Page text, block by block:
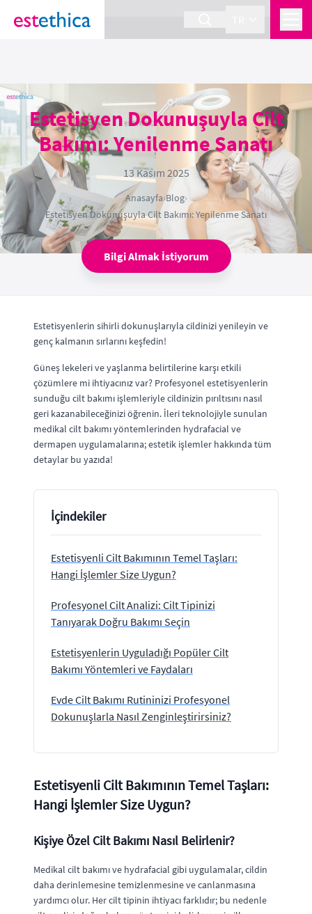
section Service {
Estetisyen Dokunuşuyla Cilt
Bakımı: Yenilenme Sanatı
13 Kasım 2025
Anasayfa›Blog›
Estetisyen Dokunuşuyla Cilt Bakımı: Yenilenme Sanatı
Bilgi Almak İstiyorum
Estetisyenlerin sihirli dokunuşlarıyla cildinizi yenileyin ve
genç kalmanın sırlarını keşfedin!
Güneş lekeleri ve yaşlanma belirtilerine karşı etkili
çözümlere mi ihtiyacınız var? Profesyonel estetisyenlerin
sunduğu cilt bakımı işlemleriyle cildinizin pırıltısını nasıl
geri kazanabileceğinizi öğrenin. İleri teknolojiyle sunulan
medikal cilt bakımı yöntemlerinden hydrafacial ve
dermapen uygulamalarına; estetik işlemler hakkında tüm
detaylar bu yazıda!
İçindekiler
Estetisyenli Cilt Bakımının Temel Taşları:
Hangi İşlemler Size Uygun?
Profesyonel Cilt Analizi: Cilt Tipinizi
Tanıyarak Doğru Bakımı Seçin
Estetisyenlerin Uyguladığı Popüler Cilt
Bakımı Yöntemleri ve Faydaları
Evde Cilt Bakımı Rutininizi Profesyonel
Dokunuşlarla Nasıl Zenginleştirirsiniz?
Estetisyenli Cilt Bakımının Temel Taşları:
Hangi İşlemler Size Uygun?
Kişiye Özel Cilt Bakımı Nasıl Belirlenir?
Medikal cilt bakımı ve hydrafacial gibi uygulamalar, cildin
daha derinlemesine temizlenmesine ve canlanmasına
yardımcı olur. Her cilt tipinin ihtiyacı farklıdır; bu nedenle